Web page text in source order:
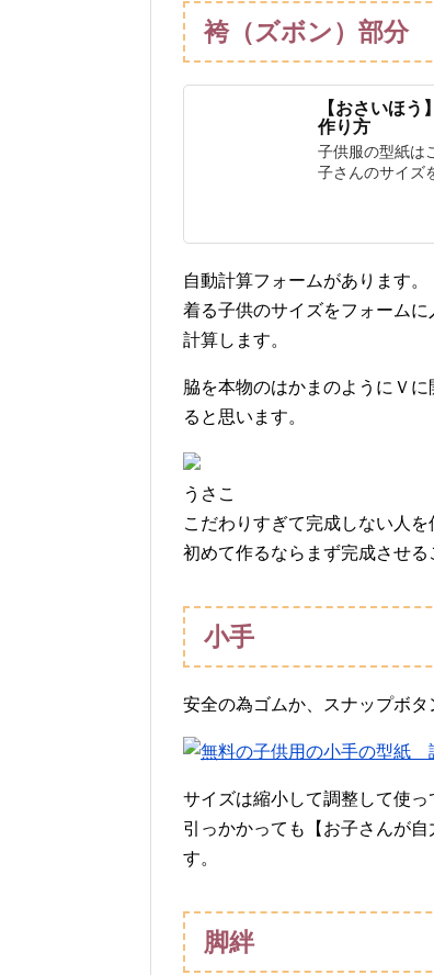
袴（ズボン）部分
【おさいほ
作り方
子供服の型紙は
子さんのサイズ
自動計算フォームがあります。
着る子供のサイズをフォーム
計算します。
脇を本物のはかまのようにＶ
ると思います。
うさこ
こだわりすぎて完成しない人を
初めて作るならまず完成させる
小手
安全の為ゴムか、スナップボタ
サイズは縮小して調整して使っ
引っかかっても【お子さんが
す。
脚絆